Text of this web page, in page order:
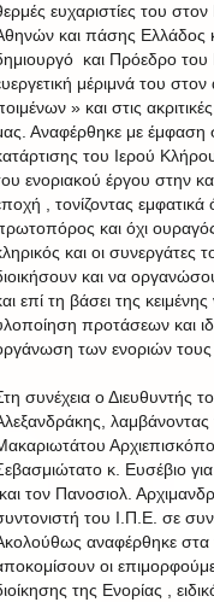
ευχαριστίες του
και πάσης Ελλάδος
και Πρόεδρο του
μέριμνά του
» και στις
Αναφέρθηκε με έμφαση
του Ιερού
ενοριακού έργου στην
, τονίζοντας εμφατικά
και όχι ουραγός
και οι
και να
επί τη βάσει της
προτάσεων και
των ενοριών τους
συνέχεια ο Διευθυντής
λαμβάνοντας
κ. Ευσέβιο
τον Πανοσιολ.
του Ι.Π.Ε. σε
αναφέρθηκε στα
οι
της Ενορίας ,